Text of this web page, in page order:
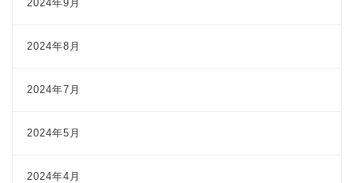
2024年9月
2024年8月
2024年7月
2024年5月
2024年4月